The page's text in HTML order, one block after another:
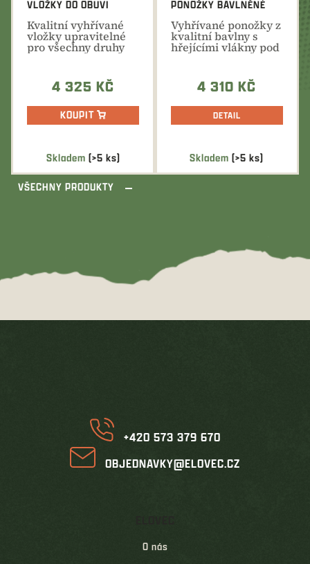
Skladem (>5 ks)
VLOŽKY DO OBUVI
Kvalitní vyhřívané
vložky upravitelné
pro všechny druhy
bot s vyhřívacím...
4 325 KČ
KOUPIT
Skladem(>5 ks)
PONOŽKY BAVLNĚNÉ
Vyhřívané ponožky z
kvalitní bavlny s
hřejícími vlákny pod
prsty nohy. ...
4 310 KČ
DETAIL
VŠECHNY PRODUKTY
+420 573 379 670
OBJEDNAVKY@ELOVEC.CZ
O nás